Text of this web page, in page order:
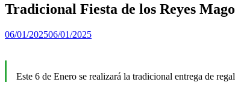
Tradicional Fiesta de los Reyes
06/01/202506/01/2025
Este 6 de Enero se realizará la tradicional entrega de